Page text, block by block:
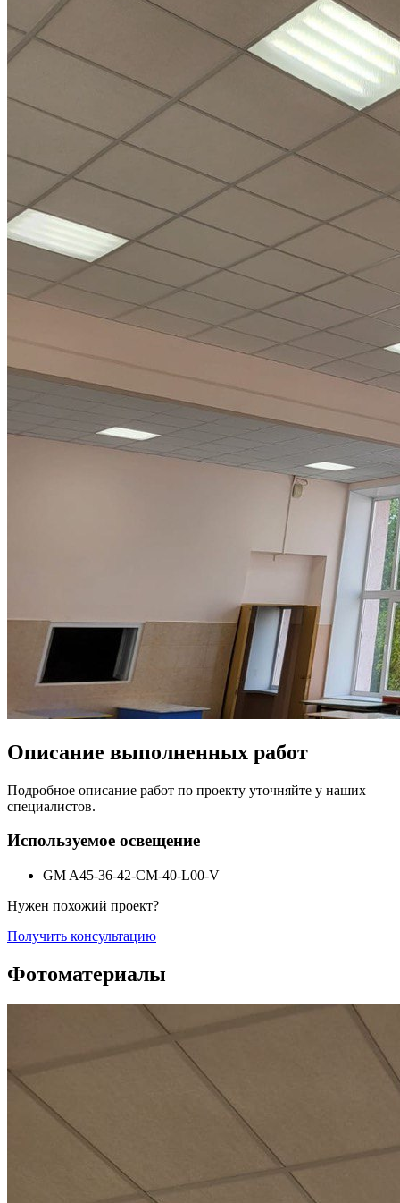
Описание выполненных работ
Подробное описание работ по проекту уточняйте у наших
специалистов.
Используемое освещение
GM A45-36-42-CM-40-L00-V
Нужен похожий проект?
Получить консультацию
Фотоматериалы